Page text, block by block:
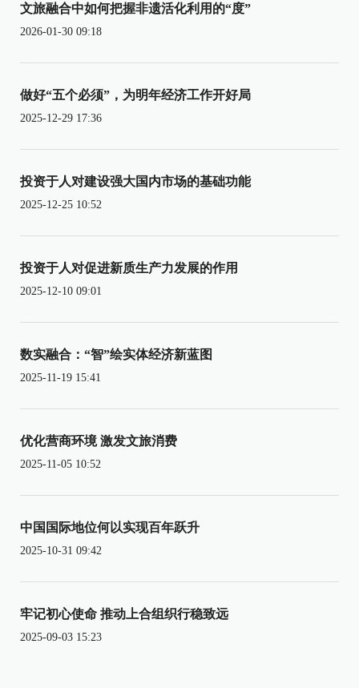
文旅融合中如何把握非遗活化利用的“度”
2026-01-30 09:18
做好“五个必须”，为明年经济工作开好局
2025-12-29 17:36
投资于人对建设强大国内市场的基础功能
2025-12-25 10:52
投资于人对促进新质生产力发展的作用
2025-12-10 09:01
数实融合：“智”绘实体经济新蓝图
2025-11-19 15:41
优化营商环境 激发文旅消费
2025-11-05 10:52
中国国际地位何以实现百年跃升
2025-10-31 09:42
牢记初心使命 推动上合组织行稳致远
2025-09-03 15:23